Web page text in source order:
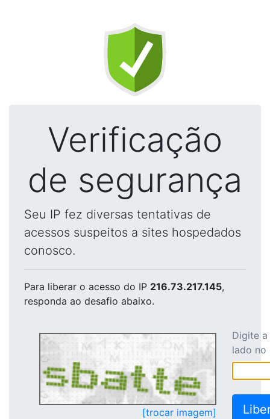
Verificação
de segurança
Seu IP fez diversas tentativas de
acessos suspeitos a sites hospedados
conosco.
Para liberar o acesso do IP 216.73.217.145,
responda ao desafio abaixo.
[trocar imagem]
Digite
lado no